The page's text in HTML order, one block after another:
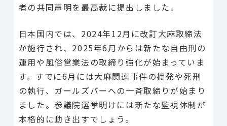
者の共同声明を最高裁に提出しました。
日本国内では、2024年12月に改訂大麻取締法
が施行され、2025年6月からは新たな自由刑の
運用や風俗営業法の取締り強化が始まっていま
す。すでに6月には大麻関連事件の摘発や死刑
の執行、ガールズバーへの一斉取締りが始まり
ました。参議院選挙明けには新たな監視体制が
本格的に動き出すでしょう。